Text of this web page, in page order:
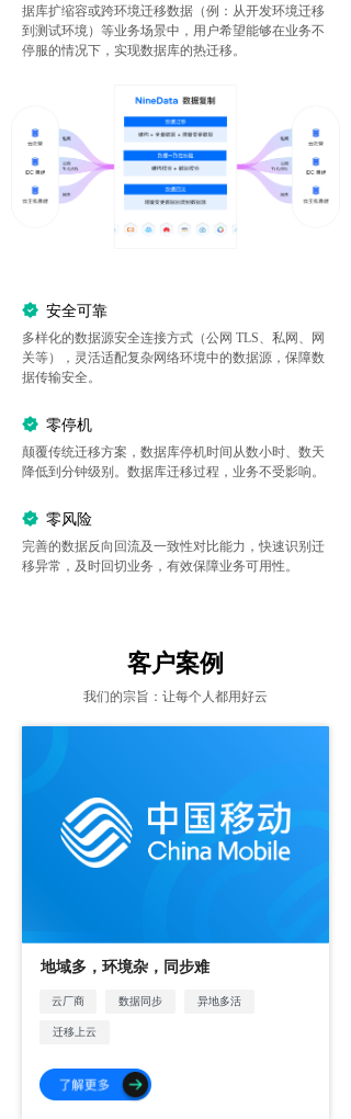
我们的宗旨：让每个人都用好云
客户案例
地域多，环境杂，同步难
云厂商 数据同步 异地多活
迁移上云
据库扩缩容或跨环境迁移数据（例：从开发环境迁移
到测试环境）等业务场景中，用户希望能够在业务不
停服的情况下，实现数据库的热迁移。
安全可靠
多样化的数据源安全连接方式（公网 TLS、私网、网
关等），灵活适配复杂网络环境中的数据源，保障数
据传输安全。
零停机
颠覆传统迁移方案，数据库停机时间从数小时、数天
降低到分钟级别。数据库迁移过程，业务不受影响。
零风险
完善的数据反向回流及一致性对比能力，快速识别迁
移异常，及时回切业务，有效保障业务可用性。